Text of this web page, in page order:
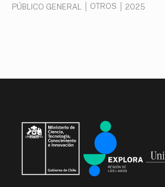
PÚBLICO GENERAL OTROS 2025